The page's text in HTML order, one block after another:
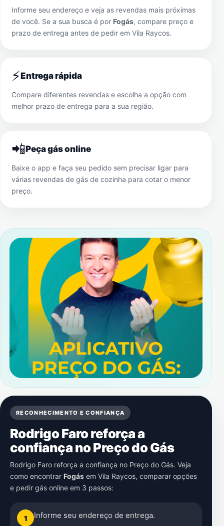
Informe seu endereço e veja as revendas mais próximas
de você. Se a sua busca é por Fogás, compare preço e
prazo de entrega antes de pedir em Vila Raycos.
⚡Entrega rápida
Compare diferentes revendas e escolha a opção com
melhor prazo de entrega para a sua região.
📲Peça gás online
Baixe o app e faça seu pedido sem precisar ligar para
várias revendas de gás de cozinha para cotar o menor
preço.
RECONHECIMENTO E CONFIANÇA
Rodrigo Faro reforça a
confiança no Preço do Gás
Rodrigo Faro reforça a confiança no Preço do Gás. Veja
como encontrar Fogás em Vila Raycos, comparar opções
e pedir gás online em 3 passos:
1 Informe seu endereço de entrega.